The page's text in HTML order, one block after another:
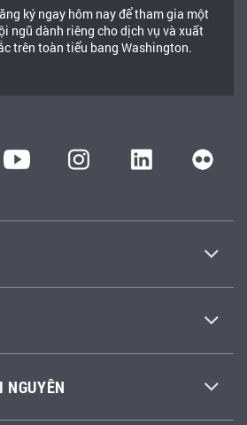
ký ngay hôm nay để tham gia một
ngũ dành riêng cho dịch vụ và xuất
trên toàn tiểu bang Washington.
NGUYÊN